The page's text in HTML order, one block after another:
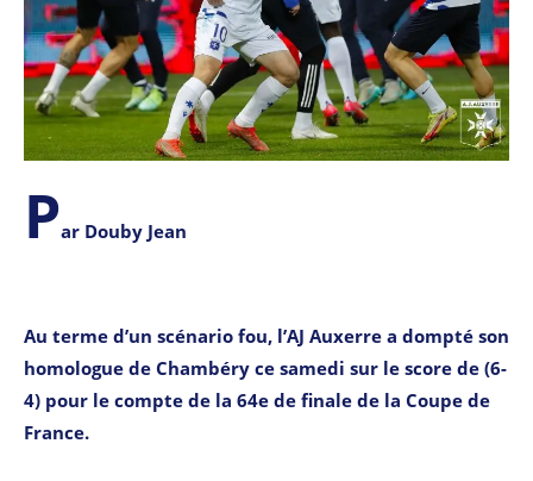
Par Douby Jean
Au terme d’un scénario fou, l’AJ Auxerre a dompté son
homologue de Chambéry ce samedi sur le score de (6-
4) pour le compte de la 64e de finale de la Coupe de
France.